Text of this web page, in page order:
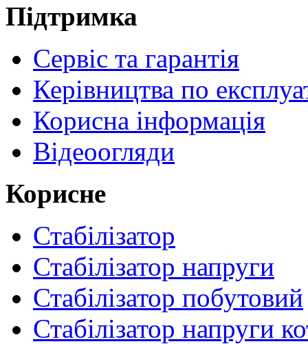
Підтримка
Сервіс та гарантія
Керівництва по
Корисна інформація
Відеоогляди
Корисне
Стабілізатор
Стабілізатор напруги
Стабілізатор побутовий
Стабілізатор напруги